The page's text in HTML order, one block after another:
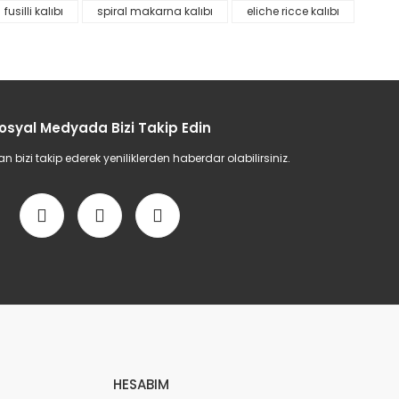
fusilli kalıbı spiral makarna kalıbı
eliche ricce kalıbı
Medyada Bizi Takip Edin
bizi takip ederek yeniliklerden haberdar olabilirsiniz.
HESABIM